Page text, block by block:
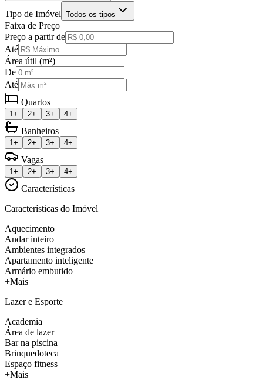
Tipo de Imóvel Todos os tipos
Faixa de Preço
Preço a partir de
Até
Área útil (m²)
De
Até
Quartos
1+ 2+ 3+ 4+
Banheiros
1+ 2+ 3+ 4+
Vagas
1+ 2+ 3+ 4+
Características
Características do Imóvel
Aquecimento
Andar inteiro
Ambientes integrados
Apartamento inteligente
Armário embutido
+Mais
Lazer e Esporte
Academia
Área de lazer
Bar na piscina
Brinquedoteca
Espaço fitness
+Mais